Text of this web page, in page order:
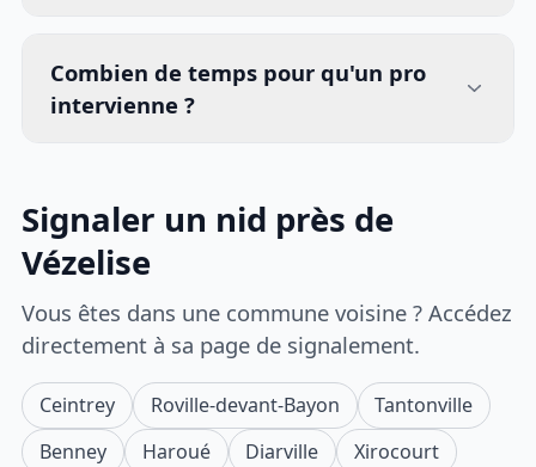
Combien de temps pour qu'un pro
intervienne ?
Signaler un nid près de
Vézelise
Vous êtes dans une commune voisine ? Accédez
directement à sa page de signalement.
Ceintrey Roville-devant-Bayon
Tantonville
Benney
Haroué Diarville
Xirocourt